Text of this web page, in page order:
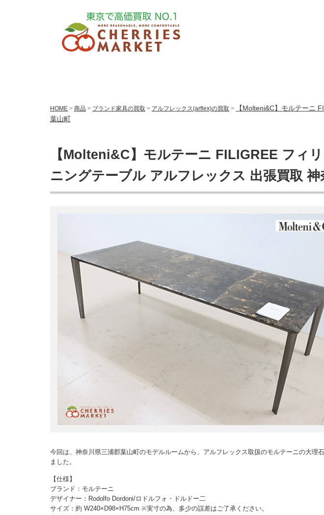
HOME > 商品 > ブランド家具の買取 > アルフレックス(arflex)の買取 >
【Molteni&C】モルテーニ
葉山町
【Molteni&C】モルテーニ FILIGREE フィ
ニングテーブル アルフレックス 出張買取 神
今回は、神奈川県三浦郡葉山町のモデルルームから、アルフレックス取扱のモルテーニの大理
ました。
【仕様】
ブランド：モルテーニ
デザイナー：Rodolfo Dordoni/ロドルフォ・ドルドー二
サイズ：約 W240×D98×H75cm ※実寸の為、多少の誤差はご了承ください。